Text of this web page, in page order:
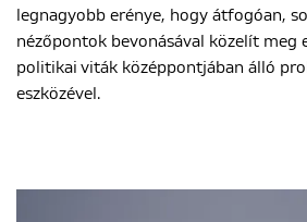
legnagyobb erénye, hogy átfogóan,
nézőpontok bevonásával közelít meg
politikai viták középpontjában álló
eszközével.